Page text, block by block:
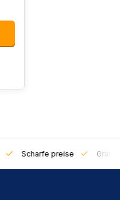
Scharfe preise Gratis